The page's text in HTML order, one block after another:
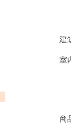
建
室
商